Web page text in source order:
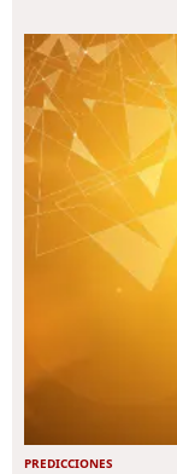
PREDICCIONES